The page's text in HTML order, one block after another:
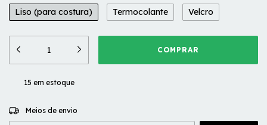
Liso (para costura) Termocolante Velcro
15 em estoque
Entregas para o CEP:
Meios de envio